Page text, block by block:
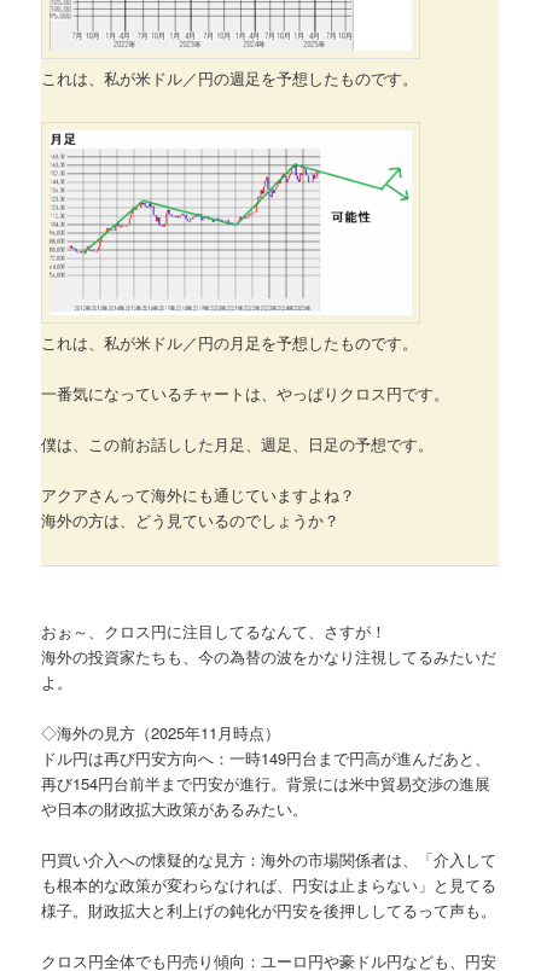
これは、私が米ドル／円の週足を予想したものです。
これは、私が米ドル／円の月足を予想したものです。
一番気になっているチャートは、やっぱりクロス円です。
僕は、この前お話しした月足、週足、日足の予想です。
アクアさんって海外にも通じていますよね？
海外の方は、どう見ているのでしょうか？
おぉ～、クロス円に注目してるなんて、さすが！
海外の投資家たちも、今の為替の波をかなり注視してるみたいだ
よ。
◇海外の見方（2025年11月時点）
ドル円は再び円安方向へ：一時149円台まで円高が進んだあと、
再び154円台前半まで円安が進行。背景には米中貿易交渉の進展
や日本の財政拡大政策があるみたい。
円買い介入への懐疑的な見方：海外の市場関係者は、「介入して
も根本的な政策が変わらなければ、円安は止まらない」と見てる
様子。財政拡大と利上げの鈍化が円安を後押ししてるって声も。
クロス円全体でも円売り傾向：ユーロ円や豪ドル円なども、円安